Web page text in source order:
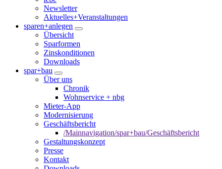
Newsletter
Aktuelles+Veranstaltungen
sparen+anlegen
Übersicht
Sparformen
Zinskonditionen
Downloads
spar+bau
Über uns
Chronik
Wohnservice + nbg
Mieter-App
Modernisierung
Geschäftsbericht
/Mainnavigation/spar+bau/Geschäftsbericht
Gestaltungskonzept
Presse
Kontakt